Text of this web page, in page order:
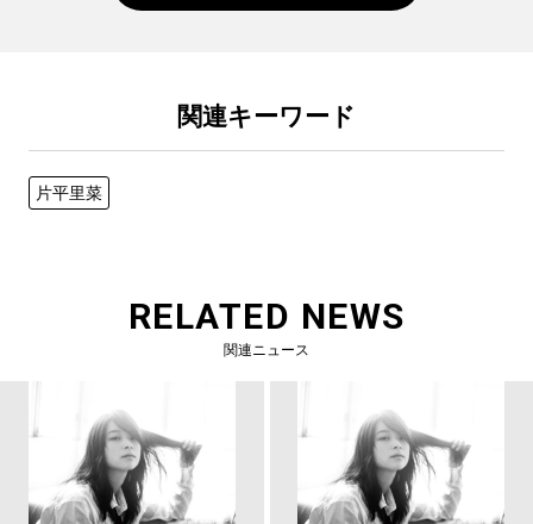
関連キーワード
片平里菜
RELATED NEWS
関連ニュース